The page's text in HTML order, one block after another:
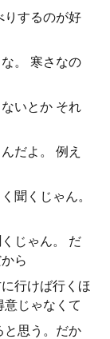
りするのが好
。 寒さなの
いとか それ
だよ。 例え
聞くじゃん。
じゃん。 だ
ら
行けば行くほ
じゃなくて
と思う。だか